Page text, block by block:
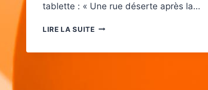
tablette : « Une rue déserte après la…
LIRE LA SUITECOMMENT